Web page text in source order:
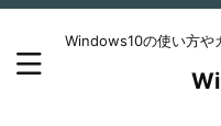
Windows10の使い方や